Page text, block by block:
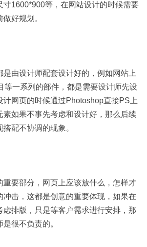
寸1600*900等，在网站设计的时候需要
好规划。
是由设计师配套设计好的，例如网站上
等一系列的部件，都是需要设计师先设
计网页的时候通过Photoshop直接PS上
素如果不事先考虑和设计好，那么后续
配不协调的现象。
重要部分，网页上应该放什么，怎样才
冲击，这都是创意的重要体现，如果在
虑排版，只是等客户需求进行安排，那
很不负责的。